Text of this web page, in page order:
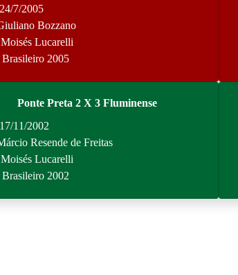
7/2005
Bozzano
Lucarelli
Brasileiro 2005
Ponte Preta 2 X 3 Fluminense
11/2002
Resende de Freitas
Lucarelli
Brasileiro 2002